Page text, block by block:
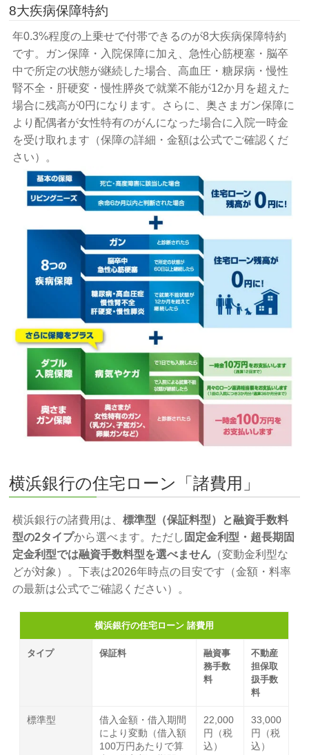
8大疾病保障特約
年0.3%程度の上乗せで付帯できるのが8大疾病保障特約
です。ガン保障・入院保障に加え、急性心筋梗塞・脳卒
中で所定の状態が継続した場合、高血圧・糖尿病・慢性
腎不全・肝硬変・慢性膵炎で就業不能が12か月を超えた
場合に残高が0円になります。さらに、奥さまガン保障に
より配偶者が女性特有のがんになった場合に入院一時金
を受け取れます（保障の詳細・金額は公式でご確認くだ
さい）。
横浜銀行の住宅ローン「諸費用」
横浜銀行の諸費用は、標準型（保証料型）と融資手数料
型の2タイプから選べます。ただし 固定金利型・超長期固
定金利型では融資手数料型を選べません （変動金利型な
どが対象）。下表は2026年時点の目安です（金額・料率
の最新は公式でご確認ください）。
横浜銀行の住宅ローン 諸費用
タイプ 保証料
融資事
務手数
料
不動産
担保取
扱手数
料
標準型
借入金額・借入期間
により変動（借入額
100万円あたりで算
22,000
円（税
込）
33,000
円（税
込）